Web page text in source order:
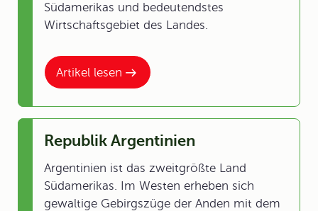
Artikel lesen
Südamerikas und bedeutendstes
Wirtschaftsgebiet des Landes.
Republik Argentinien
Argentinien ist das zweitgrößte Land
Südamerikas. Im Westen erheben sich
gewaltige Gebirgszüge der Anden mit dem